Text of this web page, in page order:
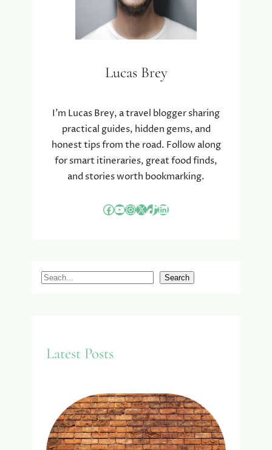
Lucas Brey
I’m Lucas Brey, a travel blogger sharing
practical guides, hidden gems, and
honest tips from the road. Follow along
for smart itineraries, great food finds,
and stories worth bookmarking.
Facebook YouTube InstagramX TikTok LinkedIn
S
Search
Latest Posts